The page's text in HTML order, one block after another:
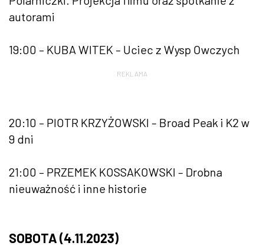
autorami
19:00 – KUBA WITEK – Uciec z Wysp Owczych
REKLAMA
20:10 – PIOTR KRZYŻOWSKI – Broad Peak i K2 w
9 dni
21:00 – PRZEMEK KOSSAKOWSKI – Drobna
nieuważność i inne historie
SOBOTA (4.11.2023)